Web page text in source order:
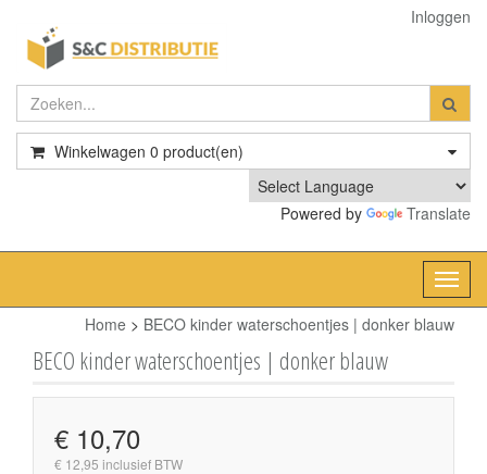
Inloggen
Winkelwagen 0 product(en)
Powered by Translate
Home > BECO kinder waterschoentjes | donker blauw
BECO kinder waterschoentjes | donker blauw
€ 10,70
€ 12,95 inclusief BTW